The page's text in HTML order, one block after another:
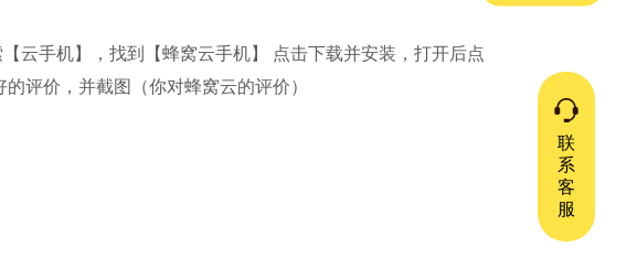
云手机】，找到【蜂窝云手机】 点击下载并安装，打开后点
评价，并截图（你对蜂窝云的评价）
联
系
客
服